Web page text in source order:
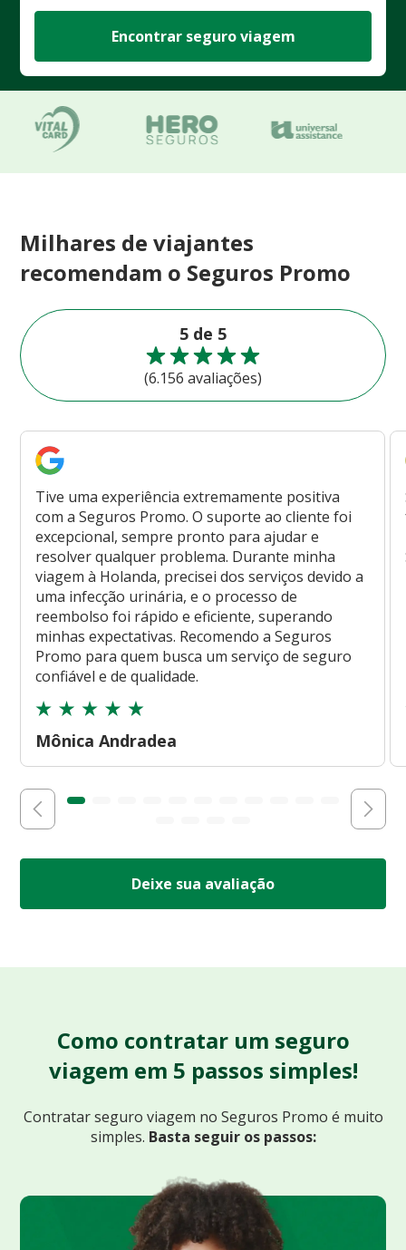
Encontrar seguro viagem
Milhares de viajantes
recomendam o Seguros Promo
5 de 5
(6.156 avaliações)
Tive uma experiência extremamente positiva
com a Seguros Promo. O suporte ao cliente foi
excepcional, sempre pronto para ajudar e
resolver qualquer problema. Durante minha
viagem à Holanda, precisei dos serviços devido a
uma infecção urinária, e o processo de
reembolso foi rápido e eficiente, superando
minhas expectativas. Recomendo a Seguros
Promo para quem busca um serviço de seguro
confiável e de qualidade.
Mônica Andradea
Deixe sua avaliação
Como contratar um seguro
viagem em 5 passos simples!
Contratar seguro viagem no Seguros Promo é muito
simples. Basta seguir os passos: